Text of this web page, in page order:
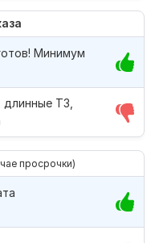
длинные ТЗ,
Минимум
просрочки)